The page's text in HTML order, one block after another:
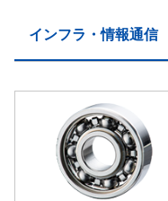
インフラ・情報通信